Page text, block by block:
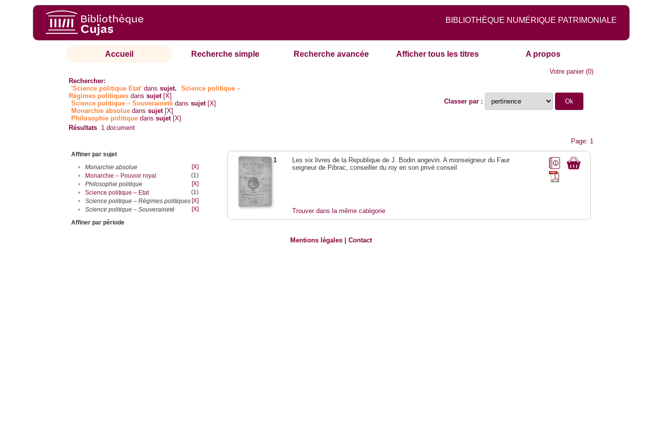
BIBLIOTHÈQUE NUMÉRIQUE PATRIMONIALE
Accueil Recherche simple Recherche avancée Afficher tous les titres A propos
Votre panier(0)
Rechercher:
'Science politique Etat' danssujet.
Science politique –
Régimes politiques danssujet [X]
Science politique – Souveraineté danssujet [X]
Monarchie absolue danssujet [X]
Philosophie politique danssujet [X]
Classer par :
Résultats 1 document
Page: 1
Affiner par sujet
•
Monarchie absolue
[X]
•
Monarchie – Pouvoir royal
(1)
•
Philosophie politique
[X]
•
Science politique – Etat
(1)
•
Science politique – Régimes politiques [X]
•
Science politique – Souveraineté
[X]
Affiner par période
1
Les six livres de la Republique de J. Bodin angevin. A monseigneur du Faur
seigneur de Pibrac, conseiller du roy en son privé conseil
Trouver dans la même catégorie
Mentions légales |Contact